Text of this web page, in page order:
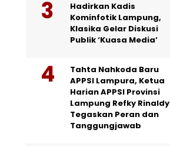
Hadirkan Kadis
Kominfotik Lampung,
Klasika Gelar Diskusi
Publik ‘Kuasa Media’
Tahta Nahkoda Baru
APPSI Lampura, Ketua
Harian APPSI Provinsi
Lampung Refky Rinaldy
Tegaskan Peran dan
Tanggungjawab